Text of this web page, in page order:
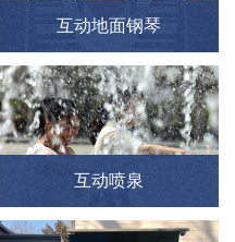
互动地面钢琴
互动喷泉